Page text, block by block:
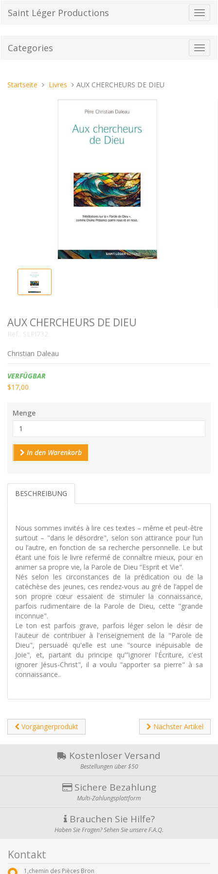
zumSaint Léger Productions
Categories
Sie
Startseite Livres AUX CHERCHEURS DE DIEU
AUX CHERCHEURS DE DIEU
Ref.: SLPl732
Christian Daleau
Verfügbarkeit:
VERFÜGBAR
$17,00
Menge
In den Warenkorb
BESCHREIBUNG
Nous sommes invités à lire ces textes – même et peut-être
surtout – "dans le désordre", selon son attirance pour l’un
ou l’autre, en fonction de sa recherche personnelle. Le but
étant une fois le livre refermé de connaître mieux, pour en
animer sa propre vie, la Parole de Dieu “Esprit et Vie".
Nés selon les circonstances de la prédication ou de la
catéchèse des jeunes, ces rendez-vous au gré de l’appel de
son propre cœur essaient de stimuler la connaissance,
parfois rudimentaire de la Parole de Dieu, cette "grande
inconnue".
Le ton est parfois grave, parfois léger selon le désir de
l'auteur de contribuer à l'enseignement de la "Parole de
Dieu", persuadé qu'elle est une "source inépuisable de
Joie", et, partant du principe qu’"ignorer l'Écriture, c'est
ignorer Jésus-Christ", il a voulu "apporter sa pierre" à sa
connaissance..
Vorgängerprodukt Nächster Artikel
Kostenloser Versand
Bestellungen über $50
Sichere Bezahlung
Multi-Zahlungsplattform
Brauchen Sie Hilfe?
Haben Sie Fragen? Sehen Sie unsere F.A.Q.
Kontakt
1,chemin des Pièces Bron